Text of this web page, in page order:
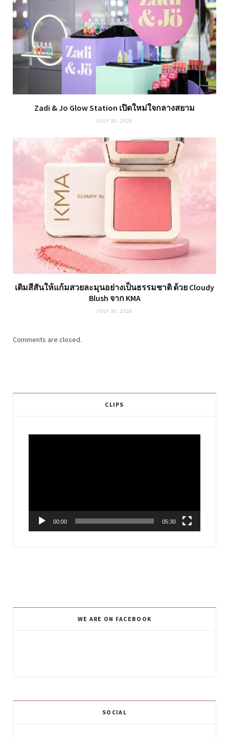
Zadi & Jo Glow Station เปิดใหม่ใจกลางสยาม
JULY 30, 2026
เติมสีสันให้แก้มสวยละมุนอย่างเป็นธรรมชาติ ด้วย Cloudy
Blush จาก KMA
JULY 30, 2026
Comments are closed.
CLIPS
00:00 05:30
WE ARE ON FACEBOOK
SOCIAL